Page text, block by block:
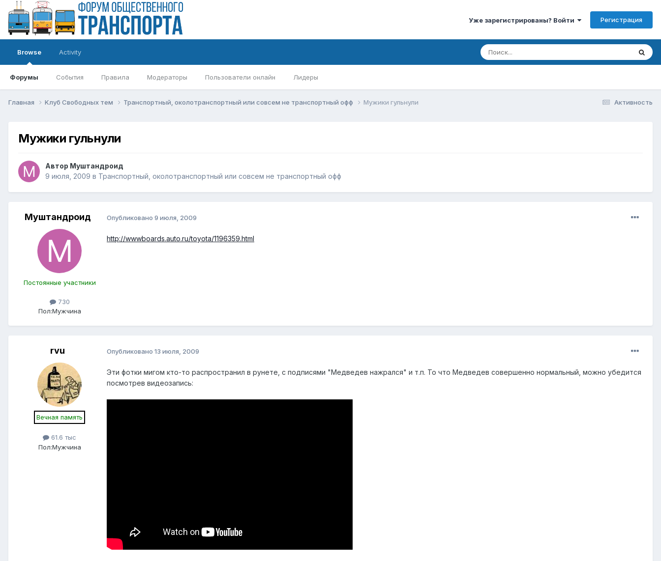
Уже зарегистрированы? Войти Регистрация
Browse
Форумы События Правила Модераторы Пользователи онлайн Лидеры
Activity
Активность
Главная Kлуб Свободных тем Транспортный, околотранспортный или совсем не транспортный офф Мужики гульнули
Мужики гульнули
Автор Муштандроид
9 июля, 2009 в Транспортный, околотранспортный или совсем не транспортный офф
Муштандроид
Постоянные участники
730
Пол:Мужчина
Опубликовано 9 июля, 2009
http://wwwboards.auto.ru/toyota/1196359.html
rvu
Вечная память
61.6 тыс
Пол:Мужчина
Опубликовано 13 июля, 2009
Эти фотки мигом кто-то распространил в рунете, с подписями "Медведев нажрался" и т.п. То что Медведев совершенно нормальный, можно убедится
посмотрев видеозапись: